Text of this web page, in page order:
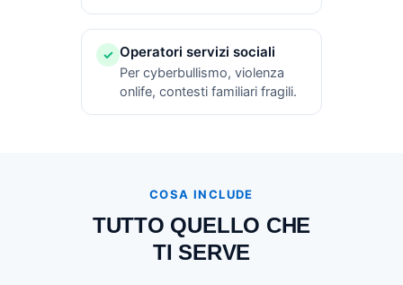
✓ Operatori servizi sociali
Per cyberbullismo, violenza
onlife, contesti familiari fragili.
COSA INCLUDE
TUTTO QUELLO CHE
TI SERVE